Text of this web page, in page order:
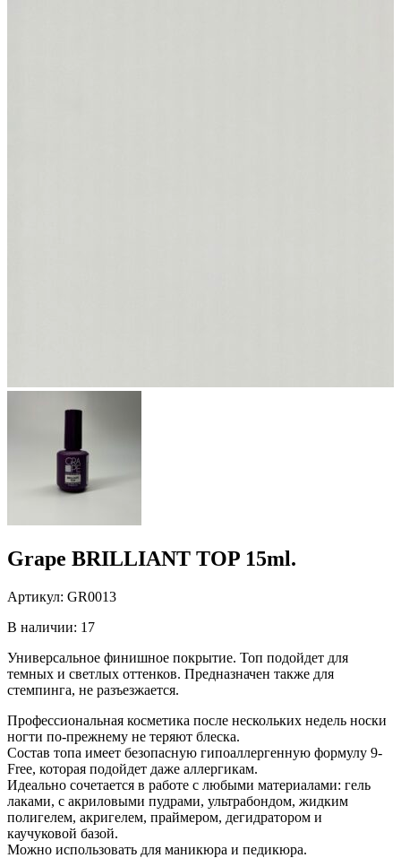
Grape BRILLIANT TOP 15ml.
Артикул: GR0013
В наличии: 17
Универсальное финишное покрытие. Топ подойдет для
темных и светлых оттенков. Предназначен также для
стемпинга, не разъезжается.
Профессиональная косметика после нескольких недель носки
ногти по-прежнему не теряют блеска.
Состав топа имеет безопасную гипоаллергенную формулу 9-
Free, которая подойдет даже аллергикам.
Идеально сочетается в работе с любыми материалами: гель
лаками, с акриловыми пудрами, ультрабондом, жидким
полигелем, акригелем, праймером, дегидратором и
каучуковой базой.
Можно использовать для маникюра и педикюра.